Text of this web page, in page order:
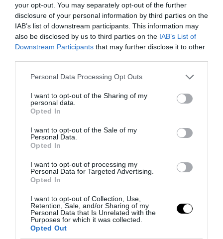
your opt-out. You may separately opt-out of the further
disclosure of your personal information by third parties on the
IAB’s list of downstream participants. This information may
also be disclosed by us to third parties on the IAB’s List of
Downstream Participants that may further disclose it to other
Please note that this website/app uses one or more Google
not limited to your visit or usage behaviour. You may click to
grant or deny consent to Google and its third-party tags to
use your data for below specified purposes in below Google
consent section.
Personal Data Processing Opt Outs
I want to opt-out of the Sharing of my
personal data.
Opted In
I want to opt-out of the Sale of my
Personal Data.
Opted In
I want to opt-out of processing my
Personal Data for Targeted Advertising.
Opted In
I want to opt-out of Collection, Use,
Retention, Sale, and/or Sharing of my
Personal Data that Is Unrelated with the
Purposes for which it was collected.
Opted Out
PRONEWS.GR /ΜΜΕ
O διευθυντής του OPEN προσπαθεί να τα
«μαζέψει» για τη δημοσιογράφο που
04.08.2026 | 08:57
PRONEWS.GR /ΜΜΕ